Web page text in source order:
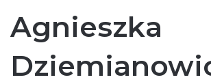
Agnieszka